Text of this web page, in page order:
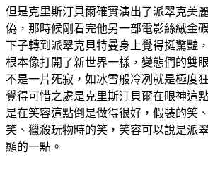
但是克里斯汀貝爾確實演出了派翠克美
偽，那時候剛看完他另一部電影絲絨金
下子轉到派翠克貝特曼身上覺得挺驚豔
根本像打開了新世界一樣，變態們的雙
不是一片死寂，如冰雪般冷冽就是極度
覺得可惜之處是克里斯汀貝爾在眼神這
是在笑容這點倒是做得很好，假裝的笑
笑、獵殺玩物時的笑，笑容可以說是派
顯的一點。